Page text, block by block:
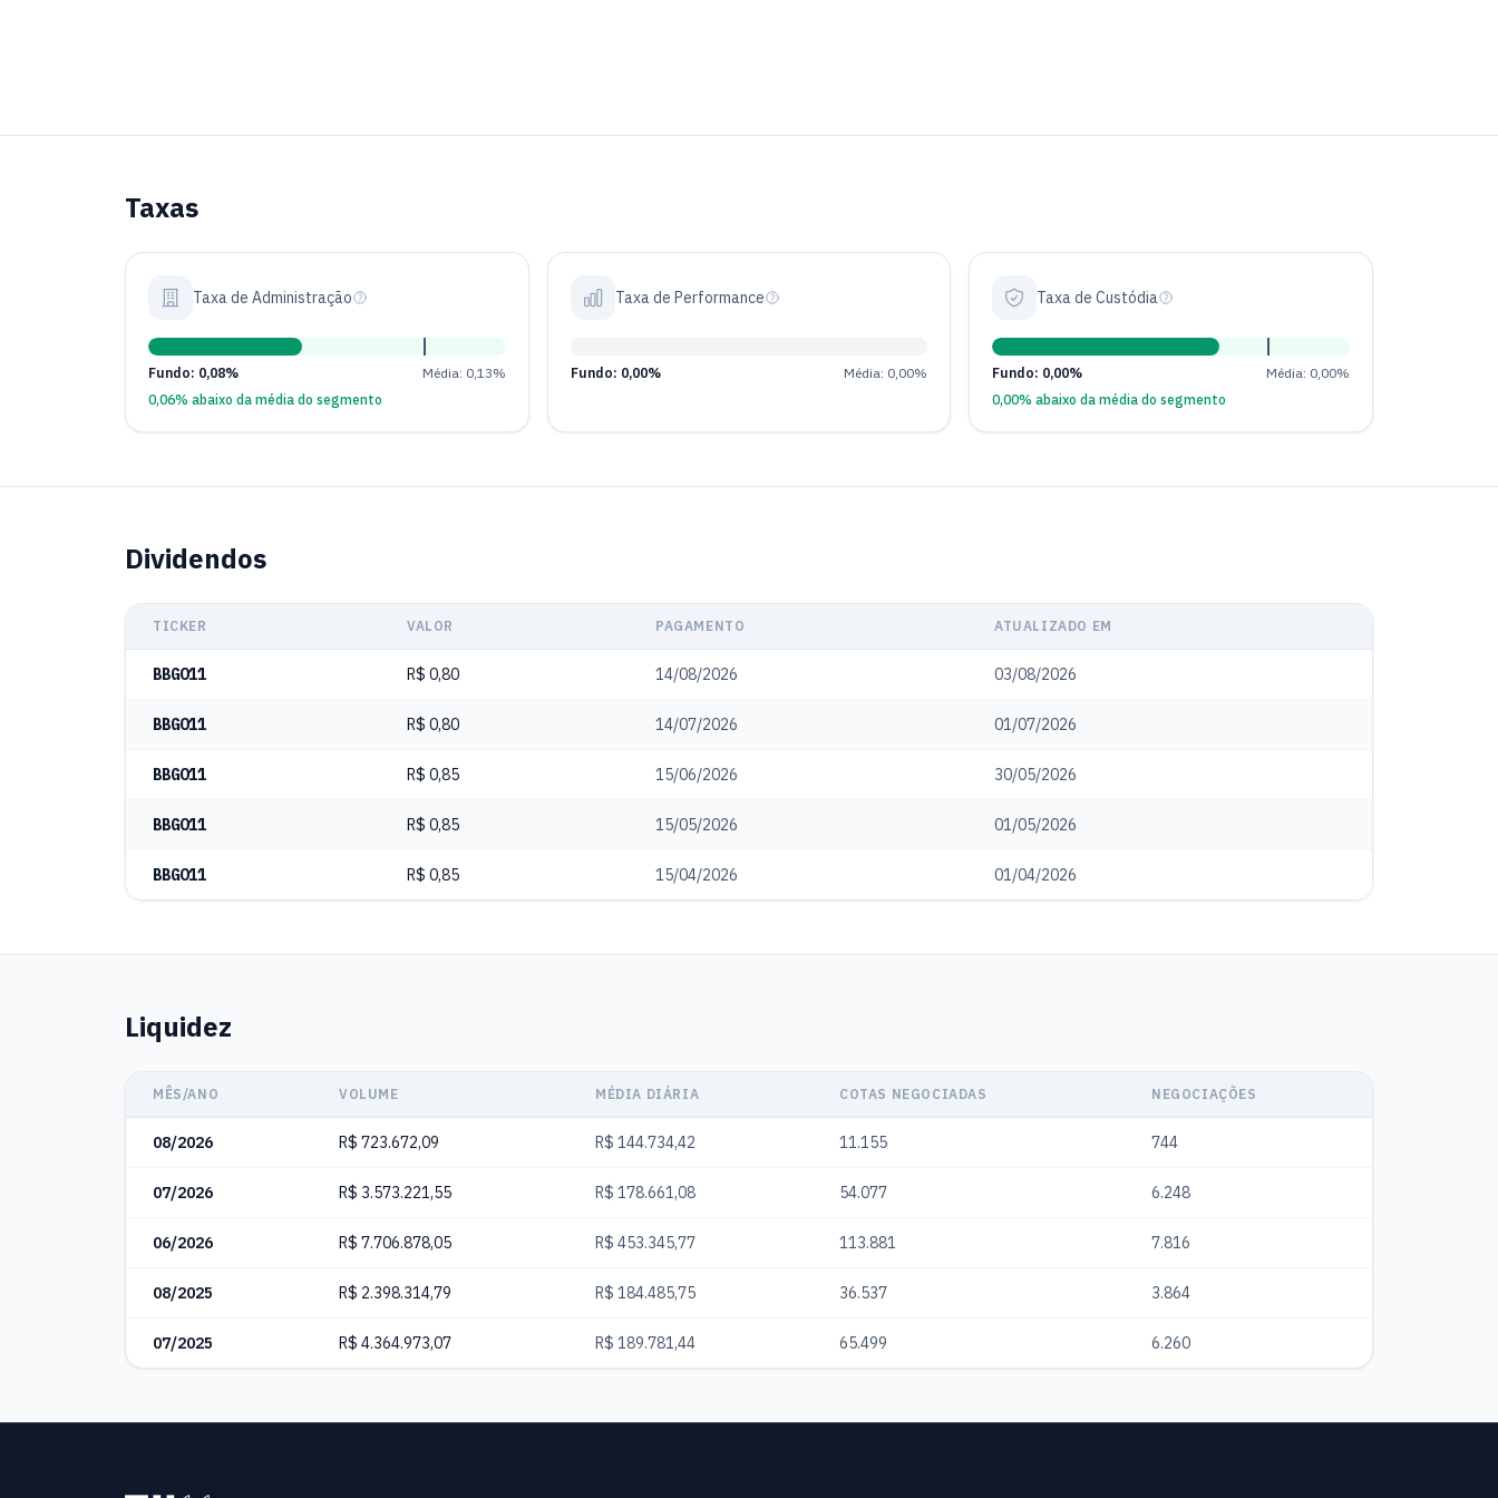
Taxas
Taxa de Administração
Fundo: 0,08%
Média: 0,13%
0,06% abaixo da média do segmento
Taxa de Performance
Fundo: 0,00% Média: 0,00%
Taxa de Custódia
Fundo: 0,00%
Média: 0,00%
0,00% abaixo da média do segmento
Dividendos
TICKER VALOR PAGAMENTO ATUALIZADO EM
BBGO11 R$ 0,80 14/08/2026 03/08/2026
BBGO11 R$ 0,80 14/07/2026 01/07/2026
BBGO11 R$ 0,85 15/06/2026 30/05/2026
BBGO11 R$ 0,85 15/05/2026 01/05/2026
BBGO11 R$ 0,85 15/04/2026 01/04/2026
Liquidez
MÊS/ANO VOLUME MÉDIA DIÁRIA COTAS NEGOCIADAS NEGOCIAÇÕES
08/2026 R$ 723.672,09 R$ 144.734,42 11.155 744
07/2026 R$ 3.573.221,55 R$ 178.661,08 54.077 6.248
06/2026 R$ 7.706.878,05 R$ 453.345,77 113.881 7.816
08/2025 R$ 2.398.314,79 R$ 184.485,75 36.537 3.864
07/2025 R$ 4.364.973,07 R$ 189.781,44 65.499 6.260